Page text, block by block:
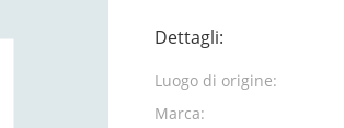
Dettagli:
Luogo di origine:
Marca: